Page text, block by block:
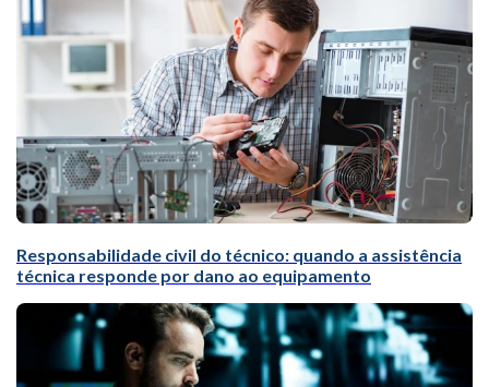
Responsabilidade civil do técnico: quando a assistência
técnica responde por dano ao equipamento